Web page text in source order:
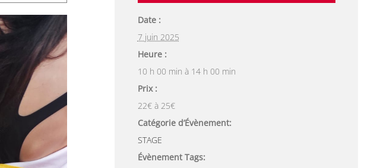
Date :
7 juin 2025
Heure :
10 h 00 min à 14 h 00 min
Prix :
22€ à 25€
Catégorie d’Évènement:
STAGE
Évènement Tags: